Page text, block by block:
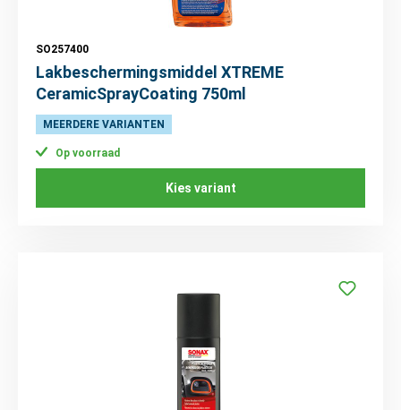
SO257400
Lakbeschermingsmiddel XTREME
CeramicSprayCoating 750ml
MEERDERE VARIANTEN
Op voorraad
Kies variant